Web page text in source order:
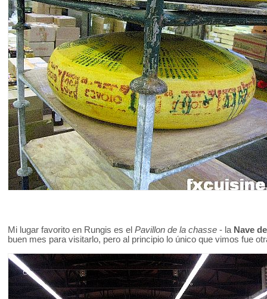
Mi lugar favorito en Rungis es el Pavillon de la chasse - la Nave
buen mes para visitarlo, pero al principio lo único que vimos fue